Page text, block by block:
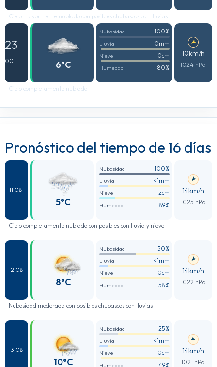
Cielo mayormente nublado con posibles chubascos con lluvias
23 :
00
6°C
Nubosidad 100%
Lluvia 0mm
Nieve 0cm
Humedad 80%
10km/h
1024 hPa
Cielo completamente nublado
Pronóstico del tiempo de 16 días
11.08
5°C
Nubosidad 100%
Lluvia <1mm
Nieve 2cm
Humedad 89%
14km/h
1025 hPa
Cielo completamente nublado con posibles con lluvia y nieve
12.08
8°C
Nubosidad 50%
Lluvia <1mm
Nieve 0cm
Humedad 58%
14km/h
1022 hPa
Nubosidad moderada con posibles chubascos con lluvias
13.08
10°C
Nubosidad 25%
Lluvia <1mm
Nieve 0cm
Humedad 49%
14km/h
1021 hPa